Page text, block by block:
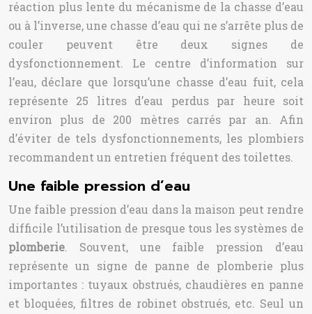
réaction plus lente du mécanisme de la chasse d’eau
ou à l’inverse, une chasse d’eau qui ne s’arrête plus de
couler peuvent être deux signes de
dysfonctionnement. Le centre d’information sur
l’eau, déclare que lorsqu’une chasse d’eau fuit, cela
représente 25 litres d’eau perdus par heure soit
environ plus de 200 mètres carrés par an. Afin
d’éviter de tels dysfonctionnements, les plombiers
recommandent un entretien fréquent des toilettes.
Une faible pression d’eau
Une faible pression d’eau dans la maison peut rendre
difficile l’utilisation de presque tous les systèmes de
plomberie. Souvent, une faible pression d’eau
représente un signe de panne de plomberie plus
importantes : tuyaux obstrués, chaudières en panne
et bloquées, filtres de robinet obstrués, etc. Seul un